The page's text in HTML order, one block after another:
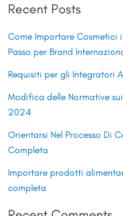
Recent Posts
Come Importare Cosmetici
Passo per Brand
Requisiti per gli Integratori
Modifica delle Normative
2024
Orientarsi Nel Processo Di
Completa
Importare prodotti
completa